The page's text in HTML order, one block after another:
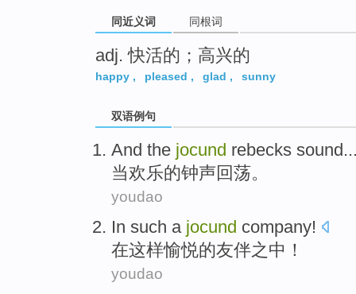
同近义词 同根词
adj. 快活的；高兴的
happy , pleased , glad , sunny
双语例句
And the jocund rebecks
当欢乐的钟声回荡。
youdao
In such a jocund company!
在这样愉悦的友伴之中！
youdao